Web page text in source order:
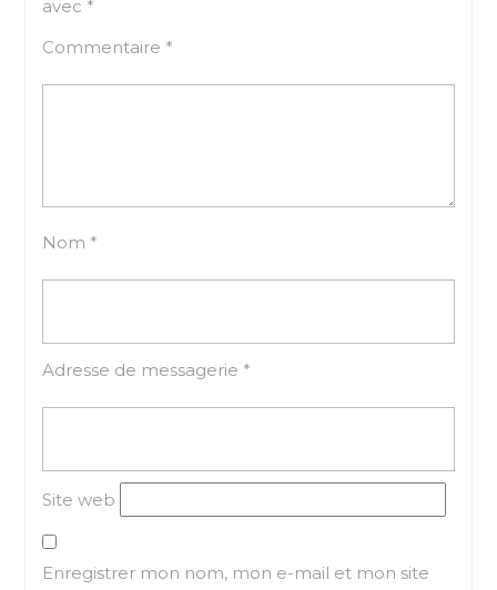
avec *
Commentaire *
Nom *
Adresse de messagerie *
Site web
Enregistrer mon nom, mon e-mail et mon site